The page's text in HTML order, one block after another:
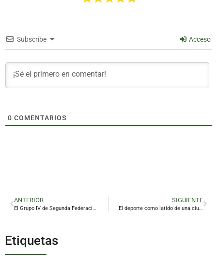
Subscribe Acceso
0 COMENTARIOS
ANTERIOR
El Grupo IV de Segunda Federación se va definiendo con los equipos andaluces
SIGUIENTE
El deporte como latido de una ciudad que nunca se rinde
Etiquetas